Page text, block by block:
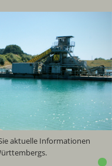
aktuelle Informationen